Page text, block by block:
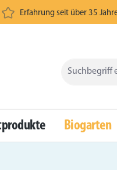
Erfahrung seit über 35
Biogarten